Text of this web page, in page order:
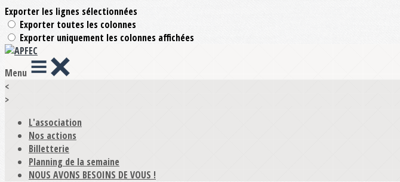
Exporter les lignes sélectionnées
Exporter toutes les colonnes
Exporter uniquement les colonnes affichées
Menu
<
>
L'association
Nos actions
Billetterie
Planning de la semaine
NOUS AVONS BESOINS DE VOUS !